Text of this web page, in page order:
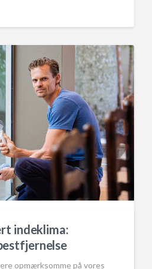
En Guide
indeklima:
opmærksomme på vores